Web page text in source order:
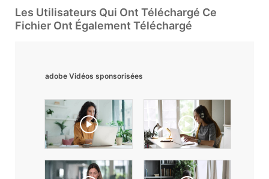
Les Utilisateurs Qui Ont Téléchargé Ce
Fichier Ont Également Téléchargé
adobe Vidéos sponsorisées